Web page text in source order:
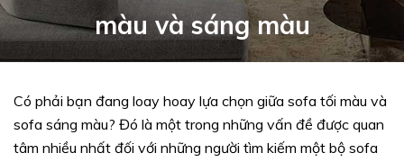
màu và sáng màu
Có phải bạn đang loay hoay lựa chọn giữa sofa tối màu và
sofa sáng màu? Đó là một trong những vấn đề được quan
tâm nhiều nhất đối với những người tìm kiếm một bộ sofa